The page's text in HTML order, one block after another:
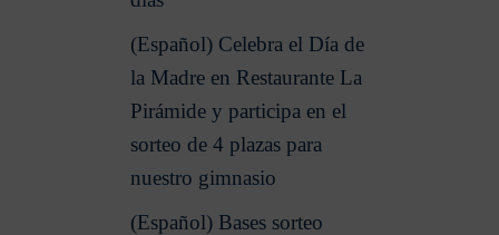
(Español) Celebra el Día de
la Madre en Restaurante La
Pirámide y participa en el
sorteo de 4 plazas para
nuestro gimnasio
(Español) Bases sorteo